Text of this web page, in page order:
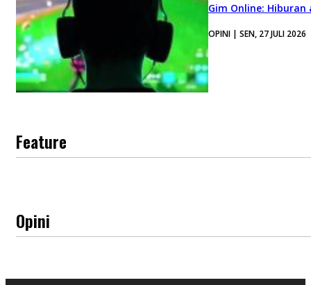
Gim Online:
OPINI | SEN, 27 JULI 2026
Feature
Opini